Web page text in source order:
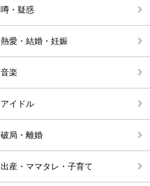
噂・疑惑
熱愛・結婚・妊娠
音楽
アイドル
破局・離婚
出産・ママタレ・子育て